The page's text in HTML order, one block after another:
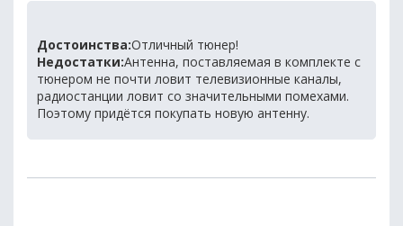
Достоинства:Отличный тюнер!
Недостатки:Антенна, поставляемая в комплекте с
тюнером не почти ловит телевизионные каналы,
радиостанции ловит со значительными помехами.
Поэтому придётся покупать новую антенну.